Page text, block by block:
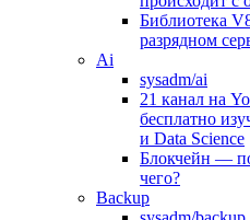
Библиотека
разрядном
Ai
sysadm/ai
21 канал на
бесплатно
и Data Science
Блокчейн —
чего?
Backup